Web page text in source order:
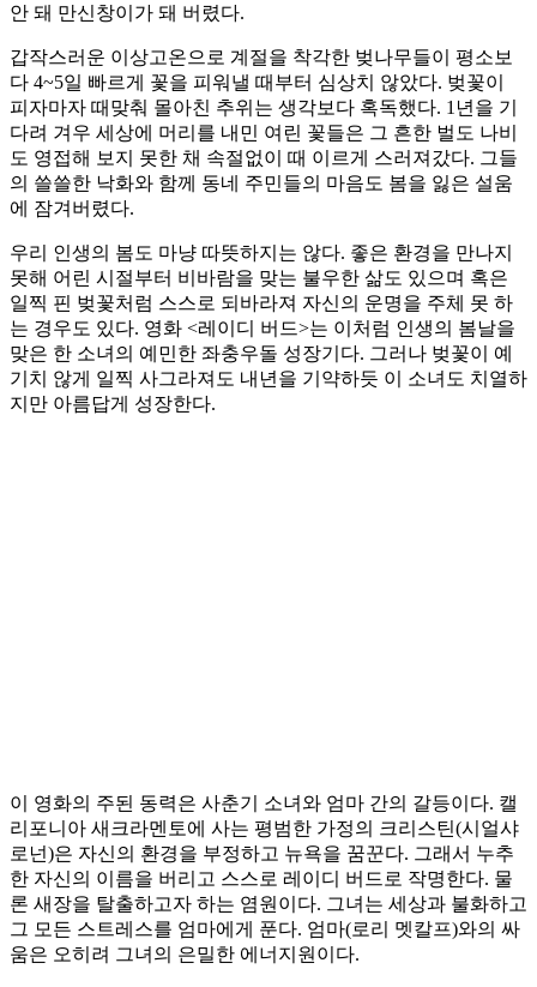
안 돼 만신창이가 돼 버렸다.
갑작스러운 이상고온으로 계절을 착각한 벚나무들이 평소보
다 4~5일 빠르게 꽃을 피워낼 때부터 심상치 않았다. 벚꽃이
피자마자 때맞춰 몰아친 추위는 생각보다 혹독했다. 1년을 기
다려 겨우 세상에 머리를 내민 여린 꽃들은 그 흔한 벌도 나비
도 영접해 보지 못한 채 속절없이 때 이르게 스러져갔다. 그들
의 쓸쓸한 낙화와 함께 동네 주민들의 마음도 봄을 잃은 설움
에 잠겨버렸다.
우리 인생의 봄도 마냥 따뜻하지는 않다. 좋은 환경을 만나지
못해 어린 시절부터 비바람을 맞는 불우한 삶도 있으며 혹은
일찍 핀 벚꽃처럼 스스로 되바라져 자신의 운명을 주체 못 하
는 경우도 있다. 영화 <레이디 버드>는 이처럼 인생의 봄날을
맞은 한 소녀의 예민한 좌충우돌 성장기다. 그러나 벚꽃이 예
기치 않게 일찍 사그라져도 내년을 기약하듯 이 소녀도 치열하
지만 아름답게 성장한다.
이 영화의 주된 동력은 사춘기 소녀와 엄마 간의 갈등이다. 캘
리포니아 새크라멘토에 사는 평범한 가정의 크리스틴(시얼샤
로넌)은 자신의 환경을 부정하고 뉴욕을 꿈꾼다. 그래서 누추
한 자신의 이름을 버리고 스스로 레이디 버드로 작명한다. 물
론 새장을 탈출하고자 하는 염원이다. 그녀는 세상과 불화하고
그 모든 스트레스를 엄마에게 푼다. 엄마(로리 멧칼프)와의 싸
움은 오히려 그녀의 은밀한 에너지원이다.